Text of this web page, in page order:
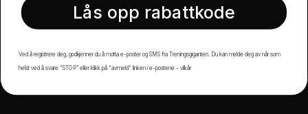
Lås opp rabattkode
Ved å registrere deg, godkjenner du å motta e-poster og SMS fra Treningsgiganten. Du kan melde deg av når som
helst ved å svare "STOP" eller klikk på "avmeld" linken i e-postene - vilkår